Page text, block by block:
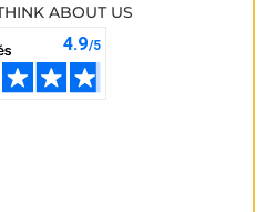
ABOUT US